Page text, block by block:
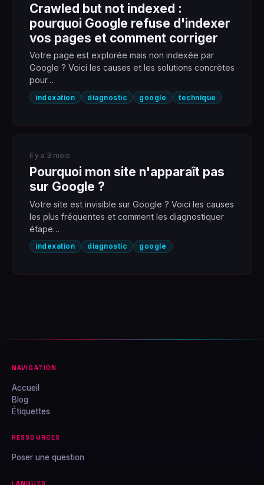
Crawled but not indexed :
pourquoi Google refuse d'indexer
vos pages et comment corriger
Votre page est explorée mais non indexée par
Google ? Voici les causes et les solutions concrètes
pour…
indexation diagnostic google technique
Il y a 3 mois
Pourquoi mon site n'apparaît pas
sur Google ?
Votre site est invisible sur Google ? Voici les causes
les plus fréquentes et comment les diagnostiquer
étape…
indexation diagnostic google
NAVIGATION
Accueil
Blog
Étiquettes
RESSOURCES
Poser une question